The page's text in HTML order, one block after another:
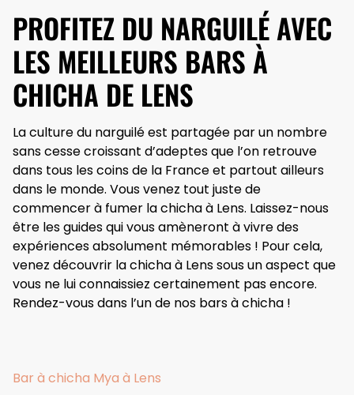
PROFITEZ DU NARGUILÉ AVEC
LES MEILLEURS BARS À
CHICHA DE LENS
La culture du narguilé est partagée par un nombre
sans cesse croissant d’adeptes que l’on retrouve
dans tous les coins de la France et partout ailleurs
dans le monde. Vous venez tout juste de
commencer à fumer la chicha à Lens. Laissez-nous
être les guides qui vous amèneront à vivre des
expériences absolument mémorables ! Pour cela,
venez découvrir la chicha à Lens sous un aspect que
vous ne lui connaissiez certainement pas encore.
Rendez-vous dans l’un de nos bars à chicha !
Bar à chicha Mya à Lens